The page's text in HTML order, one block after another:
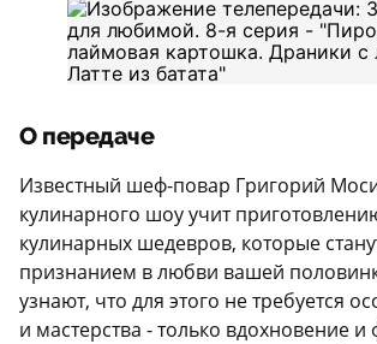
О передаче
Известный шеф-повар Григорий
кулинарного шоу учит
кулинарных шедевров, которые
признанием в любви вашей
узнают, что для этого не требуется
и мастерства - только вдохновение и